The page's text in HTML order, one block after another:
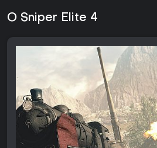
O Sniper Elite 4